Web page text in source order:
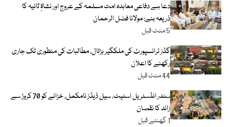
دعا ہے دفاعی معاہدہ امت مسلمہ کے عروج اور نشاۃِ ثانیہ کا
ذریعہ بنے: مولانا فضل الرحمان
5 منٹ قبل
گڈز ٹرانسپورٹ کی ملکگیر ہڑتال، مطالبات کی منظوری تک جاری
رکھنے کا اعلان
44 منٹ قبل
سندر انڈسٹریل اسٹیٹ، سیل ڈیڈز نامکمل، خزانے کو 70 کروڑ سے
زائد کا نقصان
1 گھنٹے قبل